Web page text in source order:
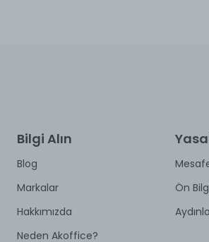
Bilgi Alın
Blog
Markalar
Hakkımızda
Neden Akoffice?
Ön